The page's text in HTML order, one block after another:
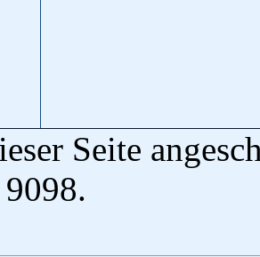
Seite